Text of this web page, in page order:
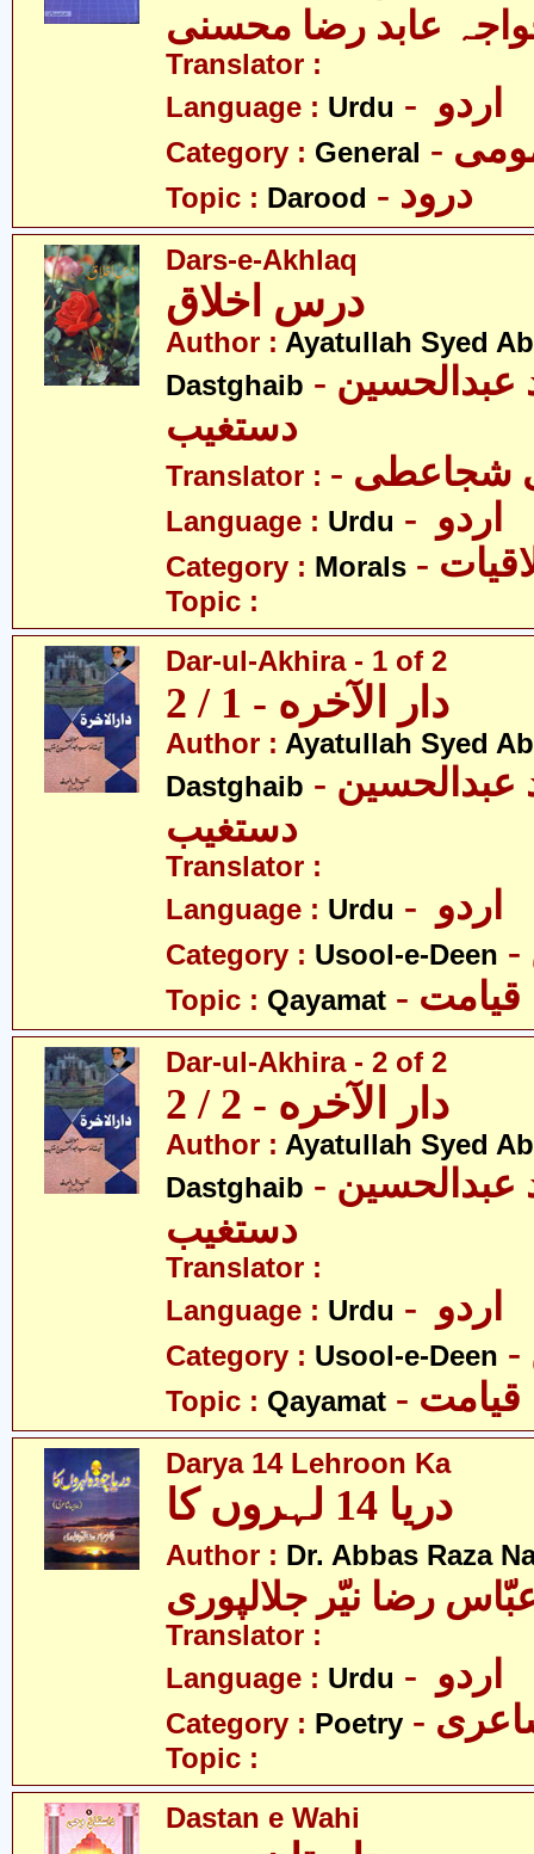
عابد رضا محسنی
Translator :
Language : Urdu
Category : General
Topic : Darood - درود
Dars-e-Akhlaq
Author : Ayatullah Syed
Dastghaib - آیت اللہ سیّد عبدالحسین
دستغیب
Translator : شجاعطی
Language : Urdu
Category : Morals
Topic :
Dar-ul-Akhira - 1 of 2
دار الآخره - 1 / 2
Author : Ayatullah Syed
Dastghaib - آیت اللہ سیّد عبدالحسین
دستغیب
Translator :
Language : Urdu
Category : Usool-e-Deen
Topic : Qayamat - قیامت
Dar-ul-Akhira - 2 of 2
دار الآخره - 2 / 2
Author : Ayatullah Syed
Dastghaib - آیت اللہ سیّد عبدالحسین
دستغیب
Translator :
Language : Urdu
Category : Usool-e-Deen
Topic : Qayamat - قیامت
Darya 14 Lehroon Ka
دریا 14 لہروں کا
Author : Dr. Abbas Raza
رضا نیّر جلالپوری
Translator :
Language : Urdu
Category : Poetry
Topic :
Dastan e Wahi